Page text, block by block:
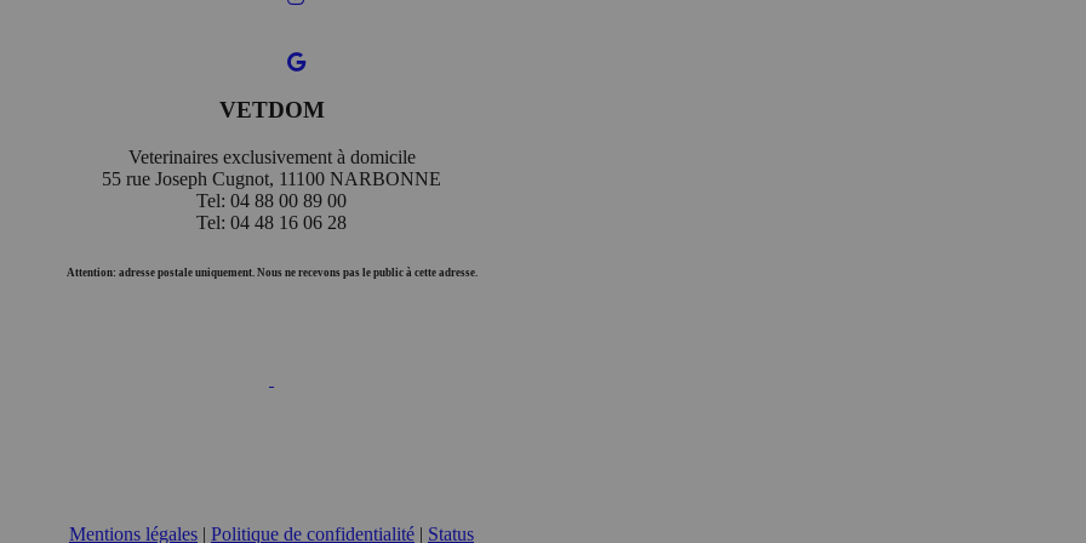
VETDOM
Veterinaires exclusivement à domicile
55 rue Joseph Cugnot, 11100 NARBONNE
Tel: 04 88 00 89 00
Tel: 04 48 16 06 28
Attention: adresse postale uniquement. Nous ne recevons pas le public à cette adresse.
Mentions légales | Politique de confidentialité | Status